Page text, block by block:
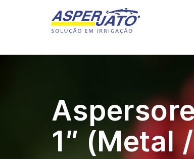
1″ (Metal